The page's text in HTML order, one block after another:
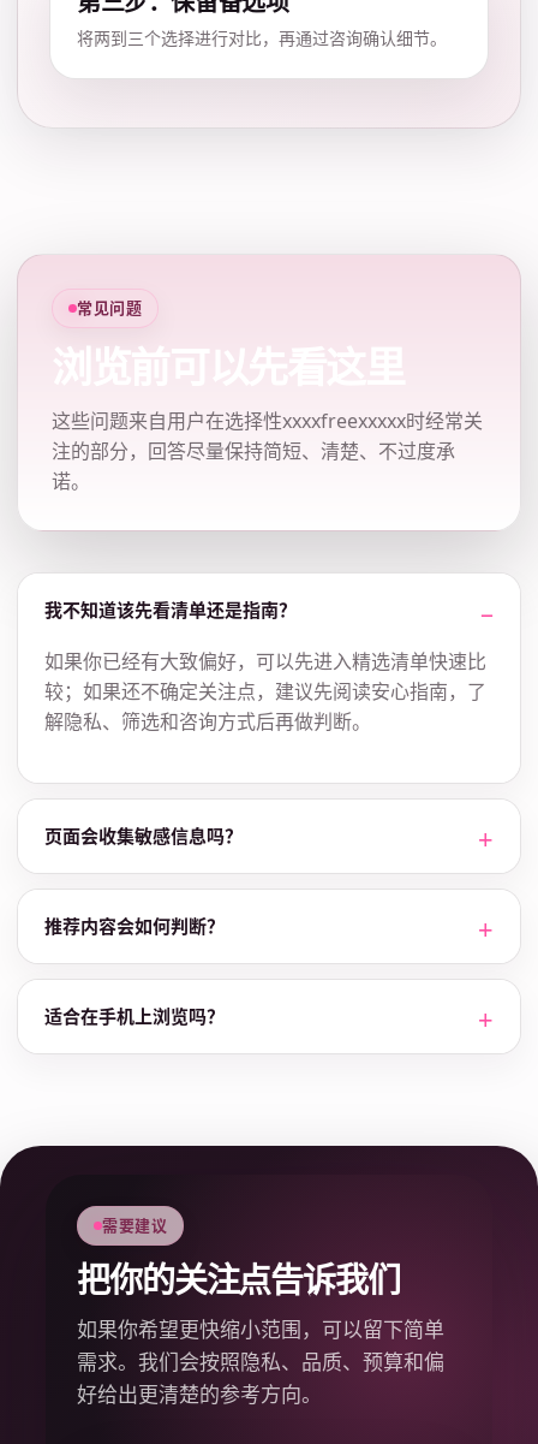
将两到三个选择进行对比，再通过咨询确认细节。
常见问题
浏览前可以先看这里
这些问题来自用户在选择性xxxxfreexxxxx时经常关
注的部分，回答尽量保持简短、清楚、不过度承
诺。
我不知道该先看清单还是指南？
如果你已经有大致偏好，可以先进入精选清单快速比
较；如果还不确定关注点，建议先阅读安心指南，了
解隐私、筛选和咨询方式后再做判断。
页面会收集敏感信息吗？
推荐内容会如何判断？
适合在手机上浏览吗？
需要建议
把你的关注点告诉我们
如果你希望更快缩小范围，可以留下简单
需求。我们会按照隐私、品质、预算和偏
好给出更清楚的参考方向。